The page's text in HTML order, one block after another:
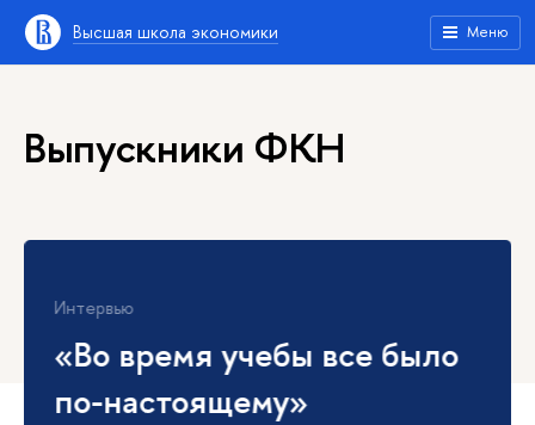
Высшая школа экономики Меню
Выпускники ФКН
Интервью
«Во время учебы все было
по-настоящему»